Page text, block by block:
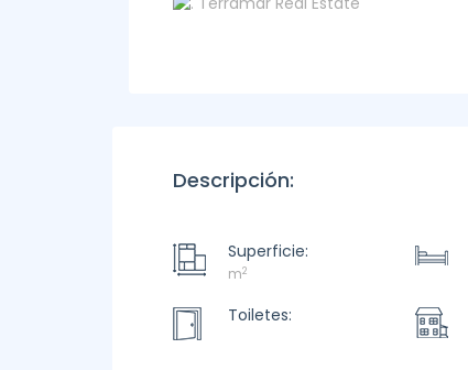
Descripción:
Superficie:
m2
Toiletes: